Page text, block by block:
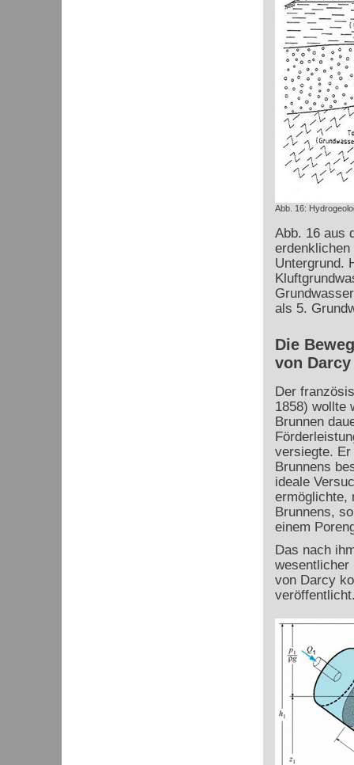
Abb. 16:
Abb. 16 aus
Untergrund.
als 5.
Die
von Darcy
Der
1858) wollte
Brunnen
versiegte.
Brunnens
ideale
ermöglichte,
Brunnens,
einem
Das nach
wesentlicher
von Darcy